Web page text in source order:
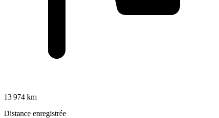
13 974 km
Distance enregistrée